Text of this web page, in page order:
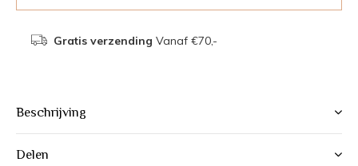
Gratis verzending Vanaf €70,-
Beschrijving
Delen